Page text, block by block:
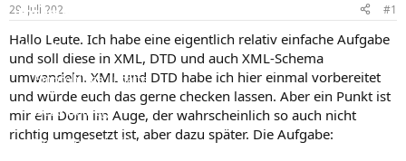
Forum
Aktuelles
Empfohlene Inhalte
Neue Beiträge
Neueste Aktivitäten
e
r
t
a
m
29. Juli 2020 #1
Hallo Leute. Ich habe eine eigentlich relativ einfache Aufgabe
und soll diese in XML, DTD und auch XML-Schema
umwandeln. XML und DTD habe ich hier einmal vorbereitet
und würde euch das gerne checken lassen. Aber ein Punkt ist
mir ein Dorn im Auge, der wahrscheinlich so auch nicht
richtig umgesetzt ist, aber dazu später. Die Aufgabe: